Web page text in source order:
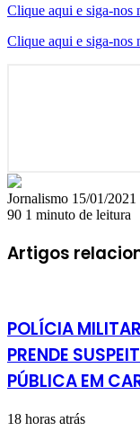
Clique aqui e siga-nos
Clique aqui e siga-nos
Jornalismo Mande
um
mail
15/01/2021
90 1 minuto de leitura
Artigos
POLÍCIA
PRENDE
PÚBLICA EM
18 horas atrás